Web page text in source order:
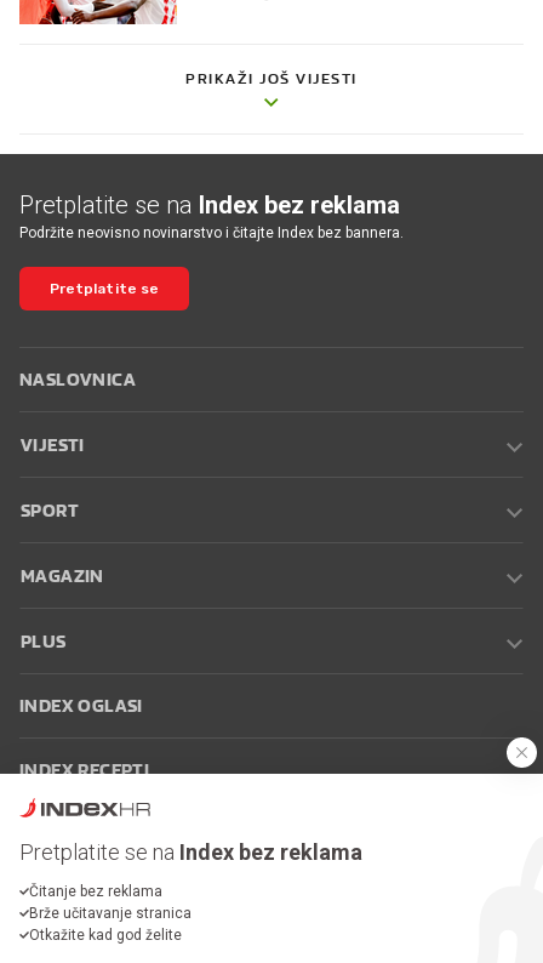
PRIKAŽI JOŠ VIJESTI
Pretplatite se na Index bez reklama
Podržite neovisno novinarstvo i čitajte Index bez bannera.
Pretplatite se
NASLOVNICA
VIJESTI
SPORT
MAGAZIN
PLUS
INDEX OGLASI
INDEX RECEPTI
Oglašavanje Zaposli se na Indexu
korištenja
Postavke kolačića
Pretplatite se na Index bez reklama
Čitanje bez reklama
Brže učitavanje stranica
Otkažite kad god želite